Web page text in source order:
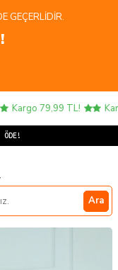
GEÇERLIDIR.
Kargo 79,99 TL!
Ara